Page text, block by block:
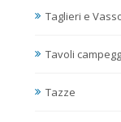
Taglieri e
Tavoli
Tazze